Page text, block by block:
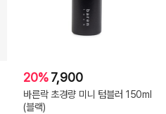
20%7,900
바른락 초경량 미니 텀블러 150ml
(블랙)